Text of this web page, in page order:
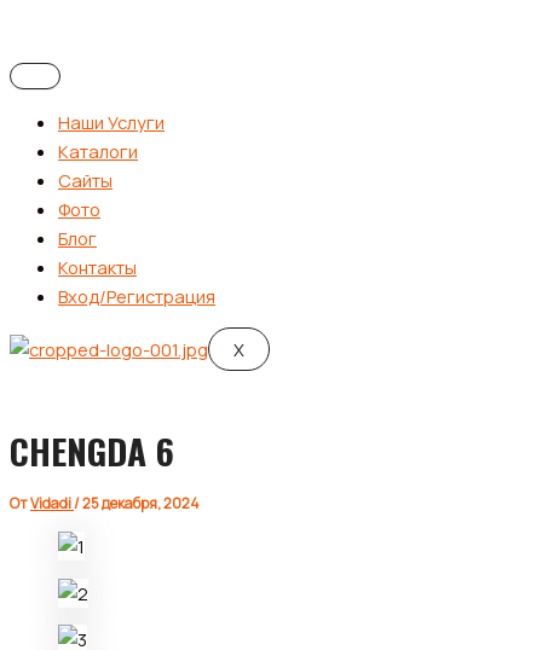
Наши Услуги
Каталоги
Сайты
Фото
Блог
Контакты
Вход/Регистрация
X
CHENGDA 6
ОтVidadi/25 декабря, 2024